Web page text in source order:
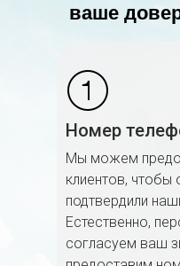
ваше
Номер
Мы можем
клиентов, чтобы
подтвердили
Естественно,
согласуем ваш